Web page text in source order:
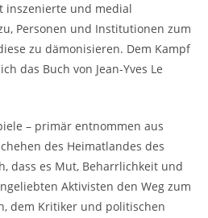
inszenierte und medial
Personen und Institutionen zum
zu dämonisieren. Dem Kampf
das Buch von Jean-Yves Le
– primär entnommen aus
des Heimatlandes des
dass es Mut, Beharrlichkeit und
Aktivisten den Weg zum
dem Kritiker und politischen